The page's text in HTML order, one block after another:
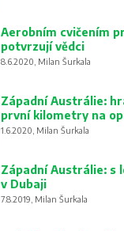
Aerobním cvičením
potvrzují vědci
8.6.2020, Milan Šurkala
Západní Austrálie:
první kilometry na
1.6.2020, Milan Šurkala
Západní Austrálie: s
v Dubaji
7.8.2019, Milan Šurkala